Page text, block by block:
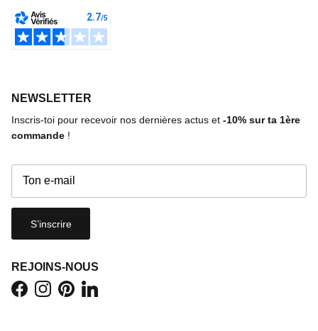
NEWSLETTER
Inscris-toi pour recevoir nos dernières actus et -10% sur ta 1ère
commande !
S’inscrire
REJOINS-NOUS
FacebookInstagram
PinterestLinkedIn